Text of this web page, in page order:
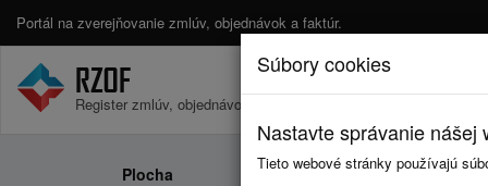
Portál na zverejňovanie zmlúv, objednávok a faktúr.
Register zmlúv, objednávok a faktúr.
Plocha Zmluvy
Súbory cookies
Nastavte správanie
Tieto webové stránky používajú